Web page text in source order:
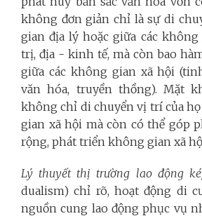
không đơn giản chỉ là sự di
gian địa lý hoặc giữa các
trị, địa - kinh tế, mà còn bao
giữa các không gian xã hội
văn hóa, truyền thồng). Mặt
không chỉ di chuyển vị trí của
gian xã hội mà còn có thể góp
rộng, phát triển không gian xã
Lý thuyết thị trường lao động
dualism) chỉ rõ, hoạt động di
nguồn cung lao động phục vụ